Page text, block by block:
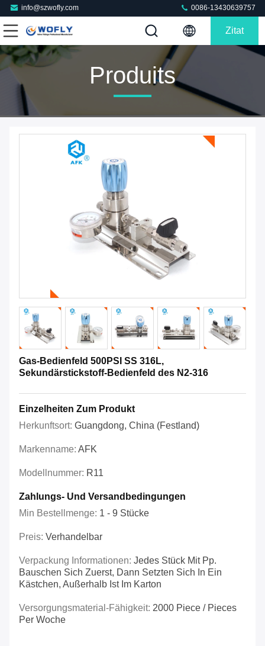
info@szwofly.com 0086-13430639757
Zitat
Produits
Gas-Bedienfeld 500PSI SS 316L,
Sekundärstickstoff-Bedienfeld des N2-316
Einzelheiten Zum Produkt
Herkunftsort: Guangdong, China (Festland)
Markenname: AFK
Modellnummer: R11
Zahlungs- Und Versandbedingungen
Min Bestellmenge: 1 - 9 Stücke
Preis: Verhandelbar
Verpackung Informationen: Jedes Stück Mit Pp.
Bauschen Sich Zuerst, Dann Setzten Sich In Ein
Kästchen, Außerhalb Ist Im Karton
Versorgungsmaterial-Fähigkeit: 2000 Piece / Pieces
Per Woche